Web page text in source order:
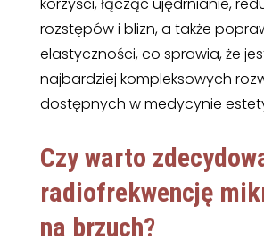
rozstępów i blizn, a także
elastyczności, co sprawia, że
najbardziej kompleksowych
dostępnych w medycynie
Czy warto
radiofrekwencję
na brzuch?